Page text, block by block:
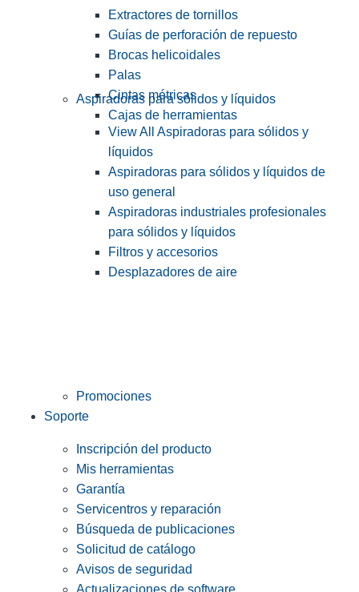
Extractores de tornillos
Guías de perforación de repuesto
Brocas helicoidales
Palas
Cintas métricas
Cajas de herramientas
Aspiradoras para sólidos y líquidos
View All Aspiradoras para sólidos y
líquidos
Aspiradoras para sólidos y líquidos de
uso general
Aspiradoras industriales profesionales
para sólidos y líquidos
Filtros y accesorios
Desplazadores de aire
Promociones
Soporte
Inscripción del producto
Mis herramientas
Garantía
Servicentros y reparación
Búsqueda de publicaciones
Solicitud de catálogo
Avisos de seguridad